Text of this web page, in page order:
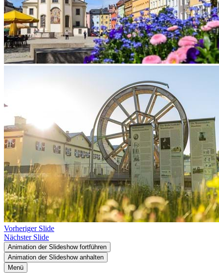
Vorheriger Slide
Nächster Slide
Animation der Slideshow fortführen
Animation der Slideshow anhalten
Menü